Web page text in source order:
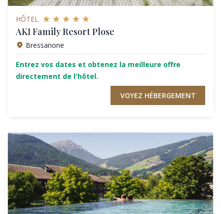
HÔTEL
AKI Family Resort Plose
Bressanone
Entrez vos dates et obtenez la meilleure offre
directement de l'hôtel.
VOYEZ HÉBERGEMENT